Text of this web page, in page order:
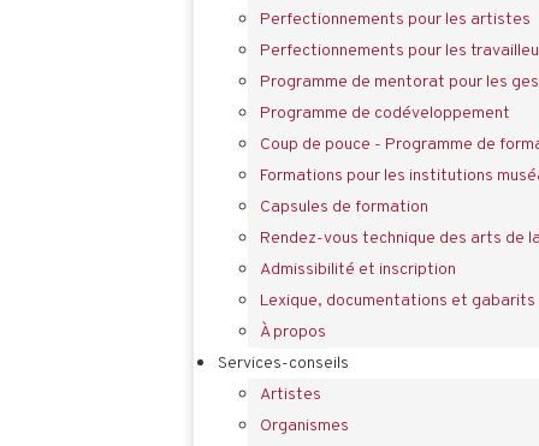
Perfectionnements pour les artistes
Perfectionnements pour les
Programme de mentorat pour les
Programme de codéveloppement
Coup de pouce - Programme de
Formations pour les institutions
Capsules de formation
Rendez-vous technique des arts de
Admissibilité et inscription
Lexique, documentations et gabarits
À propos
Services-conseils
Artistes
Organismes